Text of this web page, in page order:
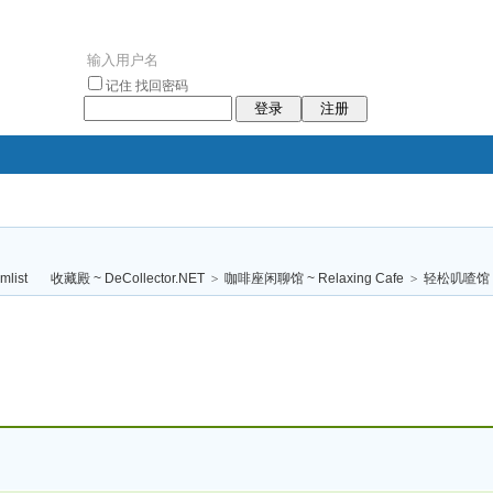
记住 找回密码
登录 注册
褔
袠袠袥眩褦
收藏殿 ~ DeCollector.NET > 咖啡座闲聊馆 ~ Relaxing Cafe > 轻松叽喳馆